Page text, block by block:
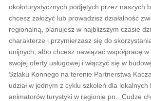
okołoturystycznych podjętych przez naszych
chcesz założyć lub prowadzisz działalność
regionalną, planujesz w najbliższym czasie
charakterze i przymierzasz się do
unijnych, albo chcesz nawiązać współpracę
swojej oferty usługowej i włączyć się w
Szlaku Konnego na terenie Partnerstwa
udział w jednym z cyklu szkoleń dla lokalnych
animatorów turystyki w regionie pn. „Cudze